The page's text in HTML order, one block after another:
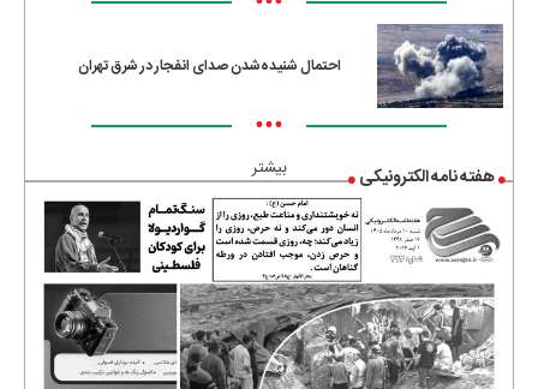
احتمال شنیده‌شدن صدای انفجار در شرق تهران
•••
بیشتر هفته نامه الکترونیکی